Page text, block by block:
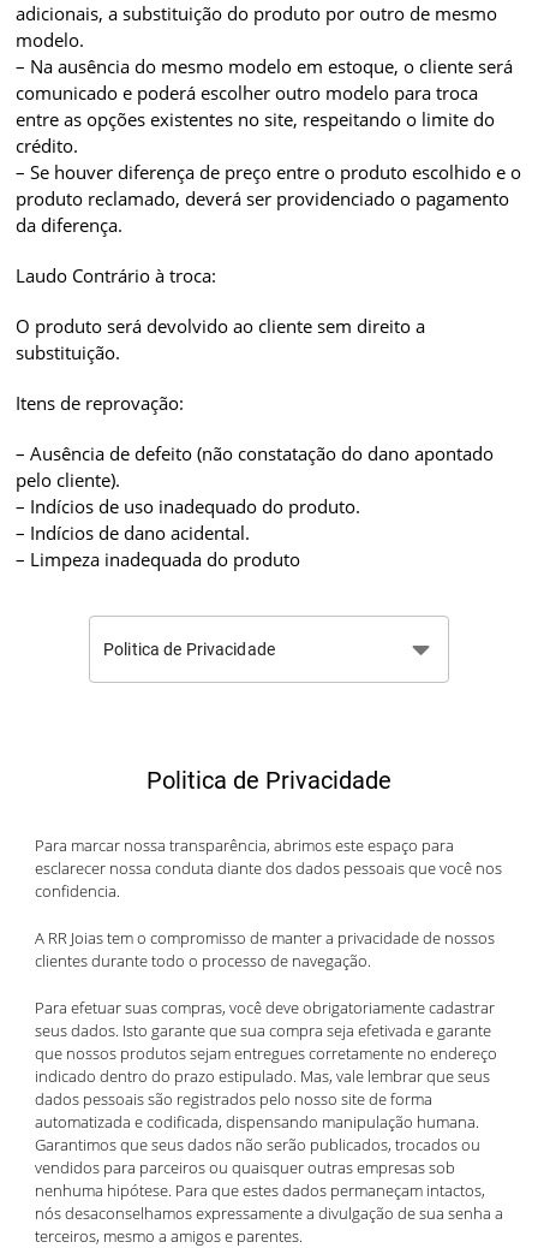
adicionais, a substituição do produto por outro de mesmo
modelo.
– Na ausência do mesmo modelo em estoque, o cliente será
comunicado e poderá escolher outro modelo para troca
entre as opções existentes no site, respeitando o limite do
crédito.
– Se houver diferença de preço entre o produto escolhido e o
produto reclamado, deverá ser providenciado o pagamento
da diferença.
Laudo Contrário à troca:
O produto será devolvido ao cliente sem direito a
substituição.
Itens de reprovação:
– Ausência de defeito (não constatação do dano apontado
pelo cliente).
– Indícios de uso inadequado do produto.
– Indícios de dano acidental.
– Limpeza inadequada do produto
Politica de Privacidade
Politica de Privacidade
Para marcar nossa transparência, abrimos este espaço para
esclarecer nossa conduta diante dos dados pessoais que você nos
confidencia.
A RR Joias tem o compromisso de manter a privacidade de nossos
clientes durante todo o processo de navegação.
Para efetuar suas compras, você deve obrigatoriamente cadastrar
seus dados. Isto garante que sua compra seja efetivada e garante
que nossos produtos sejam entregues corretamente no endereço
indicado dentro do prazo estipulado. Mas, vale lembrar que seus
dados pessoais são registrados pelo nosso site de forma
automatizada e codificada, dispensando manipulação humana.
Garantimos que seus dados não serão publicados, trocados ou
vendidos para parceiros ou quaisquer outras empresas sob
nenhuma hipótese. Para que estes dados permaneçam intactos,
nós desaconselhamos expressamente a divulgação de sua senha a
terceiros, mesmo a amigos e parentes.